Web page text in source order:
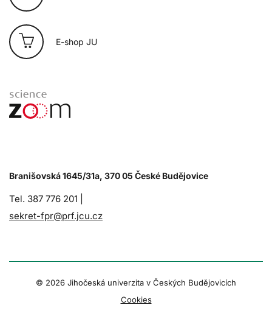
E-shop JU
Branišovská 1645/31a, 370 05 České Budějovice
Tel. 387 776 201 |
sekret-fpr@prf.jcu.cz
© 2026 Jihočeská univerzita v Českých Budějovicích
Cookies